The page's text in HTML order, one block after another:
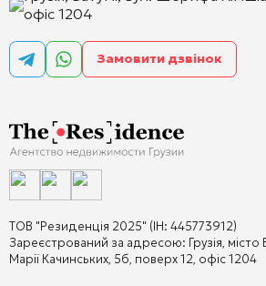
ТОВ "Резиденція 2025" (ІН: 445773912)
Зареєстрований за адресою: Грузія, місто
Марії Качинських, 5б, поверх 12, офіс 1204
офіс 1204
Замовити дзвінок